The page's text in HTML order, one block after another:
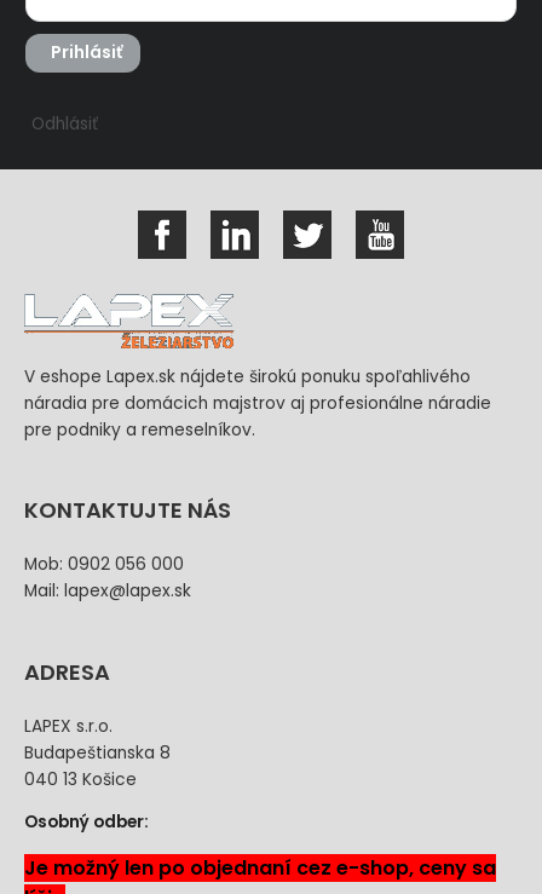
Prihlásiť
Odhlásiť
V eshope Lapex.sk nájdete širokú ponuku spoľahlivého
náradia pre domácich majstrov aj profesionálne náradie
pre podniky a remeselníkov.
KONTAKTUJTE NÁS
Mob: 0902 056 000
Mail: lapex@lapex.sk
ADRESA
LAPEX s.r.o.
Budapeštianska 8
040 13 Košice
Osobný odber:
Je možný len po objednaní cez e-shop, ceny sa